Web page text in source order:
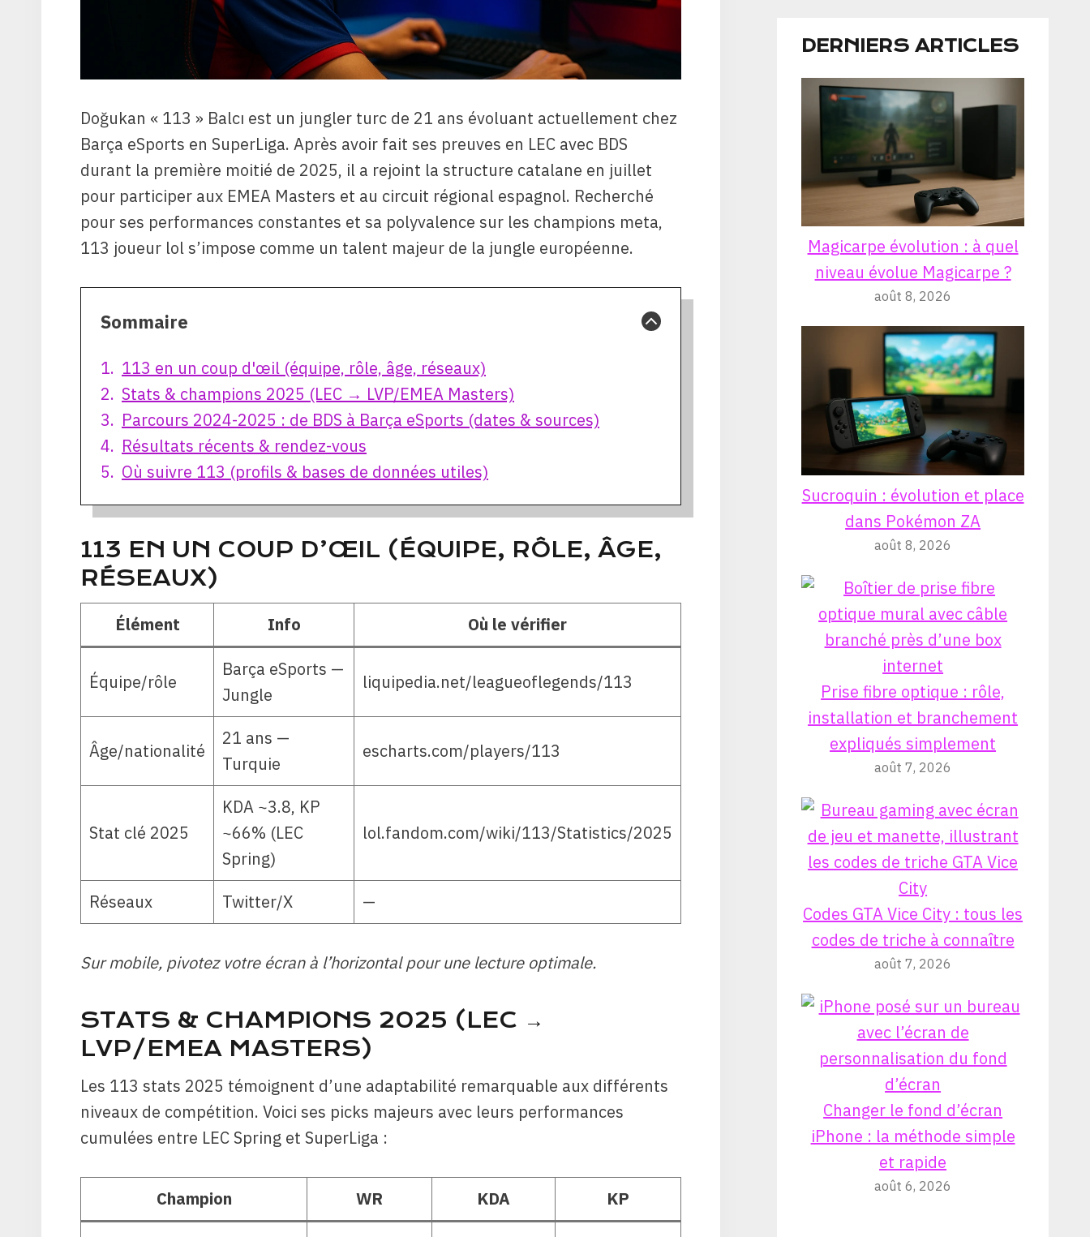
Doğukan « 113 » Balcı est un jungler turc de 21 ans évoluant actuellement chez
Barça eSports en SuperLiga. Après avoir fait ses preuves en LEC avec BDS
durant la première moitié de 2025, il a rejoint la structure catalane en juillet
pour participer aux EMEA Masters et au circuit régional espagnol. Recherché
pour ses performances constantes et sa polyvalence sur les champions meta,
113 joueur lol s’impose comme un talent majeur de la jungle européenne.
Sommaire
113 en un coup d'œil (équipe, rôle, âge, réseaux)
Stats & champions 2025 (LEC → LVP/EMEA Masters)
Parcours 2024-2025 : de BDS à Barça eSports (dates & sources)
Résultats récents & rendez-vous
Où suivre 113 (profils & bases de données utiles)
113 EN UN COUP D’ŒIL (ÉQUIPE, RÔLE, ÂGE,
RÉSEAUX)
Élément Info Où le vérifier
Équipe/rôle
Barça eSports —
Jungle
liquipedia.net/leagueoflegends/113
Âge/nationalité
21 ans —
Turquie
escharts.com/players/113
Stat clé 2025
KDA ~3.8, KP
~66% (LEC
Spring)
lol.fandom.com/wiki/113/Statistics/2025
Réseaux Twitter/X —
Sur mobile, pivotez votre écran à l’horizontal pour une lecture optimale.
STATS & CHAMPIONS 2025 (LEC →
LVP/EMEA MASTERS)
Les 113 stats 2025 témoignent d’une adaptabilité remarquable aux différents
niveaux de compétition. Voici ses picks majeurs avec leurs performances
cumulées entre LEC Spring et SuperLiga :
Champion WR KDA KP
DERNIERS ARTICLES
Magicarpe évolution : à quel
niveau évolue Magicarpe ?
août 8, 2026
Sucroquin : évolution et place
dans Pokémon ZA
août 8, 2026
Prise fibre optique : rôle,
installation et branchement
expliqués simplement
août 7, 2026
Codes GTA Vice City : tous les
codes de triche à connaître
août 7, 2026
Changer le fond d’écran
iPhone : la méthode simple
et rapide
août 6, 2026